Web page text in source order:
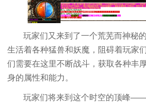
玩家们又来到了一个荒芜而神秘
生活着各种猛兽和妖魔，阻碍着玩家
们需要在这里不断战斗，获取各种丰
身的属性和能力。
玩家们将来到这个时空的顶峰